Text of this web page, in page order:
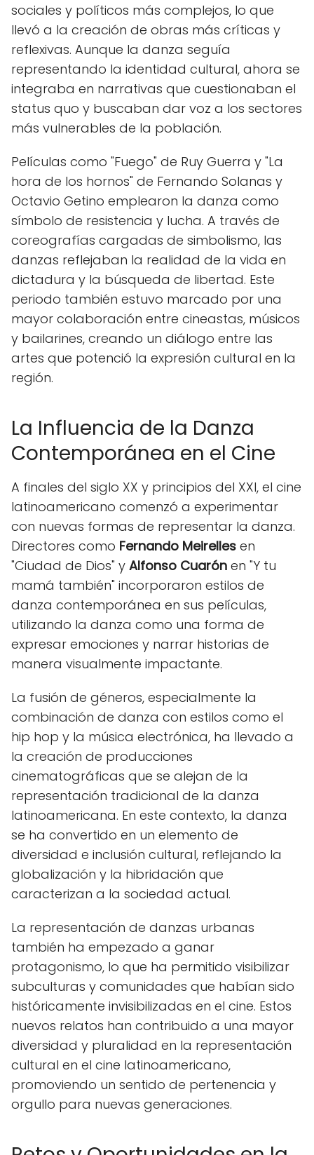
sociales y políticos más complejos, lo que
llevó a la creación de obras más críticas y
reflexivas. Aunque la danza seguía
representando la identidad cultural, ahora se
integraba en narrativas que cuestionaban el
status quo y buscaban dar voz a los sectores
más vulnerables de la población.
Películas como "Fuego" de Ruy Guerra y "La
hora de los hornos" de Fernando Solanas y
Octavio Getino emplearon la danza como
símbolo de resistencia y lucha. A través de
coreografías cargadas de simbolismo, las
danzas reflejaban la realidad de la vida en
dictadura y la búsqueda de libertad. Este
periodo también estuvo marcado por una
mayor colaboración entre cineastas, músicos
y bailarines, creando un diálogo entre las
artes que potenció la expresión cultural en la
región.
La Influencia de la Danza
Contemporánea en el Cine
A finales del siglo XX y principios del XXI, el cine
latinoamericano comenzó a experimentar
con nuevas formas de representar la danza.
Directores como Fernando Meirelles en
"Ciudad de Dios" y Alfonso Cuarón en "Y tu
mamá también" incorporaron estilos de
danza contemporánea en sus películas,
utilizando la danza como una forma de
expresar emociones y narrar historias de
manera visualmente impactante.
La fusión de géneros, especialmente la
combinación de danza con estilos como el
hip hop y la música electrónica, ha llevado a
la creación de producciones
cinematográficas que se alejan de la
representación tradicional de la danza
latinoamericana. En este contexto, la danza
se ha convertido en un elemento de
diversidad e inclusión cultural, reflejando la
globalización y la hibridación que
caracterizan a la sociedad actual.
La representación de danzas urbanas
también ha empezado a ganar
protagonismo, lo que ha permitido visibilizar
subculturas y comunidades que habían sido
históricamente invisibilizadas en el cine. Estos
nuevos relatos han contribuido a una mayor
diversidad y pluralidad en la representación
cultural en el cine latinoamericano,
promoviendo un sentido de pertenencia y
orgullo para nuevas generaciones.